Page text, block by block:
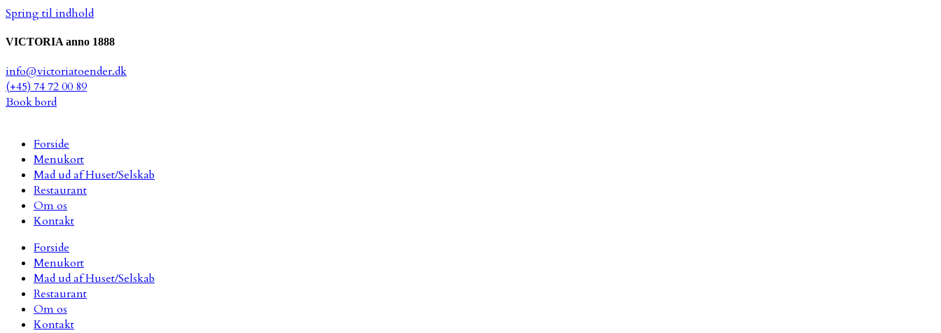
Spring til indhold
VICTORIA anno 1888
info@victoriatoender.dk
(+45) 74 72 00 89
Book bord
Forside
Menukort
Mad ud af Huset/Selskab
Restaurant
Om os
Kontakt
Forside
Menukort
Mad ud af Huset/Selskab
Restaurant
Om os
Kontakt